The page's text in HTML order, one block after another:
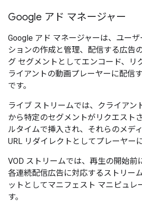
Google アド マネージャー
Google アド マネージャーは、ユー
ションの作成と管理、配信する広告
グ セグメントとしてエンコード、リ
ライアントの動画プレーヤーに配信
です。
ライブ ストリームでは、クライアン
から特定のセグメントがリクエスト
ルタイムで挿入され、それらのメデ
URL リダイレクトとしてプレーヤー
VOD ストリームでは、再生の開始前
各連続配信広告に対応するストリー
ットとしてマニフェスト マニピュレ
す。